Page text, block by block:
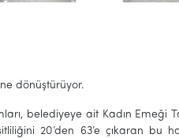
dönüştürüyor.
belediyeye ait Kadın Emeği
20’den 63’e çıkaran bu